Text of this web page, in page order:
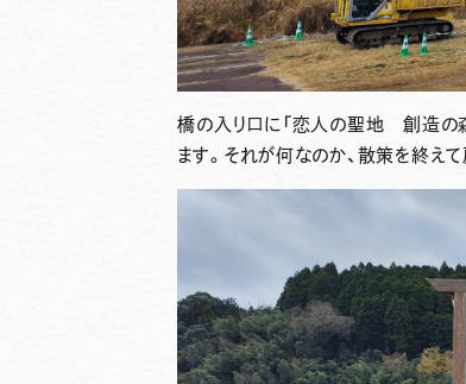
橋の入り口に「恋人の聖地 創造の
ます。それが何なのか、散策を終えて